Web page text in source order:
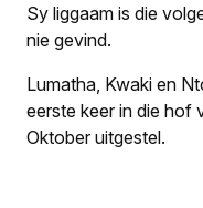
Sy liggaam is die
nie gevind.
Lumatha, Kwaki en
eerste keer in die hof
Oktober uitgestel.